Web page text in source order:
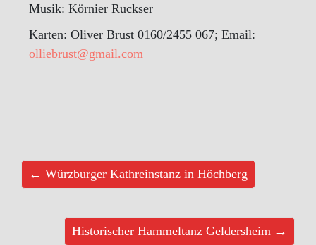
Musik: Körnier Ruckser
Karten: Oliver Brust 0160/2455 067; Email:
olliebrust@gmail.com
← Würzburger Kathreinstanz in Höchberg
Historischer Hammeltanz Geldersheim →